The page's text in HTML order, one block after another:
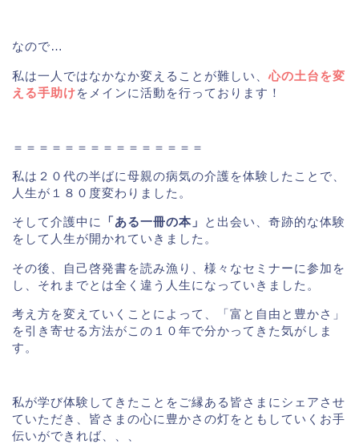
なので…
私は一人ではなかなか変えることが難しい、 心の土台を変
える手助けをメインに活動を行っております！
＝＝＝＝＝＝＝＝＝＝＝＝＝＝＝
私は２０代の半ばに母親の病気の介護を体験したことで、
人生が１８０度変わりました。
そして介護中に 「ある一冊の本」
と出会い、奇跡的な体験
をして人生が開かれていきました。
その後、自己啓発書を読み漁り、様々なセミナーに参加を
し、それまでとは全く違う人生になっていきました。
考え方を変えていくことによって、「富と自由と豊かさ」
を引き寄せる方法がこの１０年で分かってきた気がしま
す。
私が学び体験してきたことをご縁ある皆さまにシェアさせ
ていただき、皆さまの心に豊かさの灯をともしていくお手
伝いができれば、、、